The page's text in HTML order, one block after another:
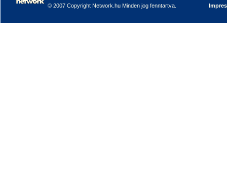
© 2007 Copyright Network.hu Minden jog fenntartva.